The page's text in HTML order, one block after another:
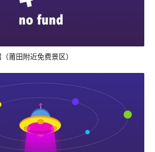
莆田附近免费景区）